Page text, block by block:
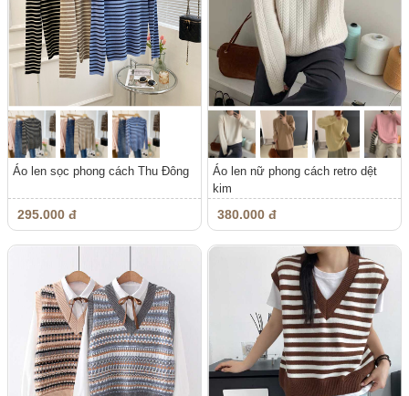
Áo len sọc phong cách Thu Đông
295.000 đ
Áo len nữ phong cách retro dệt
kim
380.000 đ